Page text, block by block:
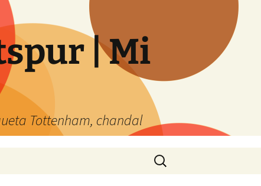
| Mi
Tottenham, chandal
Buscar: